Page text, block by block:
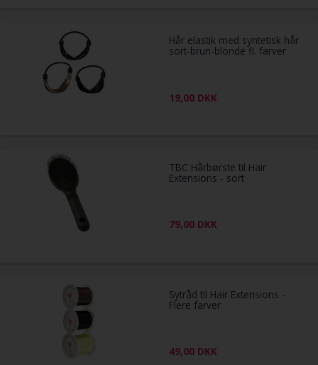
Hår elastik med syntetisk hår
sort-brun-blonde fl. farver
19,00 DKK
TBC Hårbørste til Hair
Extensions - sort
79,00 DKK
Sytråd til Hair Extensions -
Flere farver
49,00 DKK